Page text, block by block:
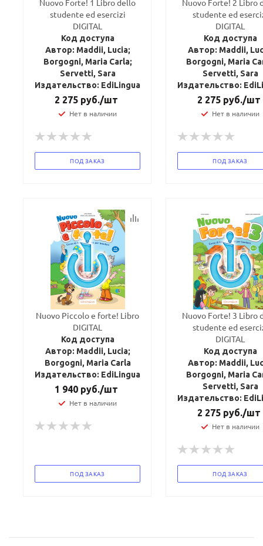
Nuovo Forte! 1 Libro dello
studente ed esercizi
DIGITAL
Код доступа
Автор: Maddii, Lucia;
Borgogni, Maria Carla;
Servetti, Sara
Издательство: EdiLingua
2 275 руб./шт
Нет в наличии
ПОД ЗАКАЗ
Nuovo Forte! 2 Libro
studente ed
DIGITAL
Код доступа
Автор: Maddii,
Borgogni, Maria
Servetti, Sara
Издательство:
2 275 руб./шт
Нет в наличии
ПОД ЗАКАЗ
Nuovo Piccolo e forte! Libro
DIGITAL
Код доступа
Автор: Maddii, Lucia;
Borgogni, Maria Carla
Издательство: EdiLingua
1 940 руб./шт
Нет в наличии
ПОД ЗАКАЗ
Nuovo Forte! 3 Libro
studente ed
DIGITAL
Код доступа
Автор: Maddii,
Borgogni, Maria
Servetti, Sara
Издательство:
2 275 руб./шт
Нет в наличии
ПОД ЗАКАЗ
Ваш E-mail:
конфидициальности
Ваш E-mail:
конфидициальности